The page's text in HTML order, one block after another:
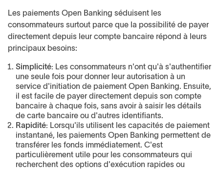
Les paiements Open Banking séduisent les
consommateurs surtout parce que la possibilité de payer
directement depuis leur compte bancaire répond à leurs
principaux besoins:
Simplicité: Les consommateurs n'ont qu'à s'authentifier
une seule fois pour donner leur autorisation à un
service d'initiation de paiement Open Banking. Ensuite,
il est facile de payer directement depuis son compte
bancaire à chaque fois, sans avoir à saisir les détails
de carte bancaire ou d'autres identifiants.
Rapidité: Lorsqu'ils utilisent les capacités de paiement
instantané, les paiements Open Banking permettent de
transférer les fonds immédiatement. C'est
particulièrement utile pour les consommateurs qui
recherchent des options d'exécution rapides ou